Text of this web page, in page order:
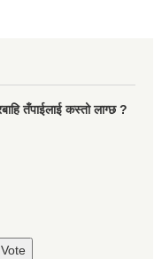
तँपाईलाई कस्तो लाग्छ ?